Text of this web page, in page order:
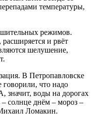
температуры,
режимов.
расширяется и рвёт
шелушение,
В Петропавловске
говорили, что надо
значит, воды на дорогах
солнце днём – мороз –
Ломакин.